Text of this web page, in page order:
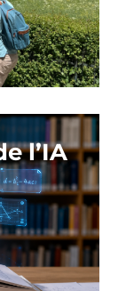
l’IA